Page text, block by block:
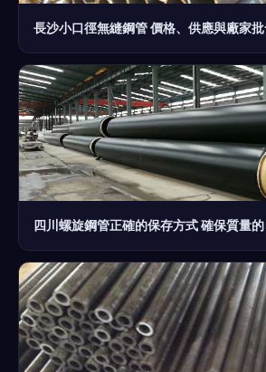
長沙小口徑無縫鋼管 價格、供應與廠家